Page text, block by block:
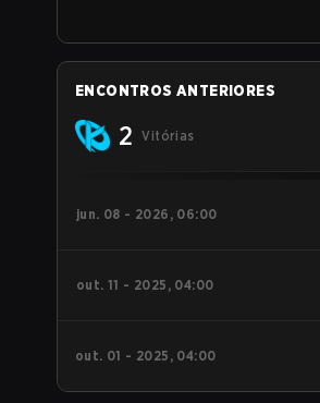
ENCONTROS ANTERIORES
2 Vitórias
jun. 08 - 2026, 06:00
out. 11 - 2025, 04:00
out. 01 - 2025, 04:00